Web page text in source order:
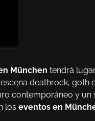
München tendrá
deathrock, goth
contemporáneo y
los eventos en